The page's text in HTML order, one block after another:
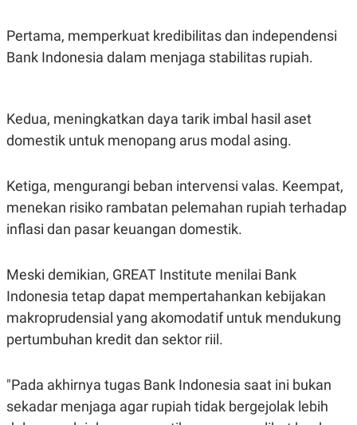
Pertama, memperkuat kredibilitas dan independensi
Bank Indonesia dalam menjaga stabilitas rupiah.
Kedua, meningkatkan daya tarik imbal hasil aset
domestik untuk menopang arus modal asing.
Ketiga, mengurangi beban intervensi valas. Keempat,
menekan risiko rambatan pelemahan rupiah terhadap
inflasi dan pasar keuangan domestik.
Meski demikian, GREAT Institute menilai Bank
Indonesia tetap dapat mempertahankan kebijakan
makroprudensial yang akomodatif untuk mendukung
pertumbuhan kredit dan sektor riil.
"Pada akhirnya tugas Bank Indonesia saat ini bukan
sekadar menjaga agar rupiah tidak bergejolak lebih